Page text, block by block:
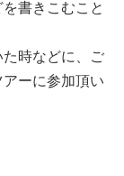
書きこむこと
時などに、ご
ーに参加頂い